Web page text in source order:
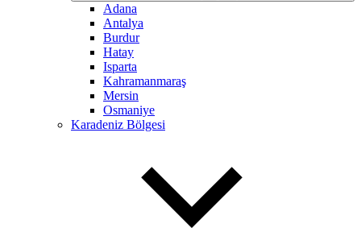
Adana
Antalya
Burdur
Hatay
Isparta
Kahramanmaraş
Mersin
Osmaniye
Karadeniz Bölgesi